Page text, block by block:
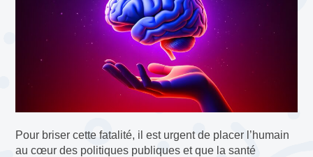
Pour briser cette fatalité, il est urgent de placer l’humain
au cœur des politiques publiques et que la santé